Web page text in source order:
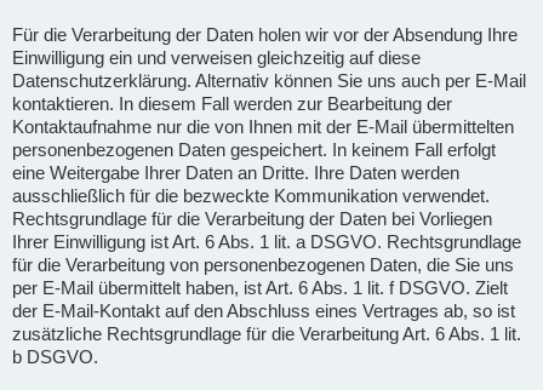
Für die Verarbeitung der Daten holen wir vor der Absendung Ihre
Einwilligung ein und verweisen gleichzeitig auf diese
Datenschutzerklärung. Alternativ können Sie uns auch per E-Mail
kontaktieren. In diesem Fall werden zur Bearbeitung der
Kontaktaufnahme nur die von Ihnen mit der E-Mail übermittelten
personenbezogenen Daten gespeichert. In keinem Fall erfolgt
eine Weitergabe Ihrer Daten an Dritte. Ihre Daten werden
ausschließlich für die bezweckte Kommunikation verwendet.
Rechtsgrundlage für die Verarbeitung der Daten bei Vorliegen
Ihrer Einwilligung ist Art. 6 Abs. 1 lit. a DSGVO. Rechtsgrundlage
für die Verarbeitung von personenbezogenen Daten, die Sie uns
per E-Mail übermittelt haben, ist Art. 6 Abs. 1 lit. f DSGVO. Zielt
der E-Mail-Kontakt auf den Abschluss eines Vertrages ab, so ist
zusätzliche Rechtsgrundlage für die Verarbeitung Art. 6 Abs. 1 lit.
b DSGVO.